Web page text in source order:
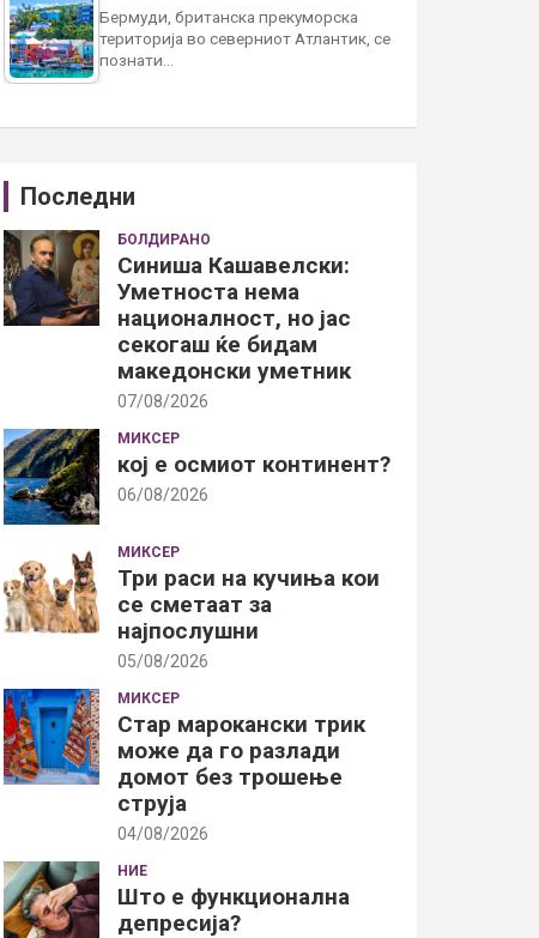
Бермуди, британска прекуморска
територија во северниот Атлантик, се
познати…
Последни
БОЛДИРАНО
Синиша Кашавелски:
Уметноста нема
националност, но јас
секогаш ќе бидам
македонски уметник
07/08/2026
МИКСЕР
кој е осмиот континент?
06/08/2026
МИКСЕР
Три раси на кучиња кои
се сметаат за
најпослушни
05/08/2026
МИКСЕР
Стар марокански трик
може да го разлади
домот без трошење
струја
04/08/2026
НИЕ
Што е функционална
депресија?